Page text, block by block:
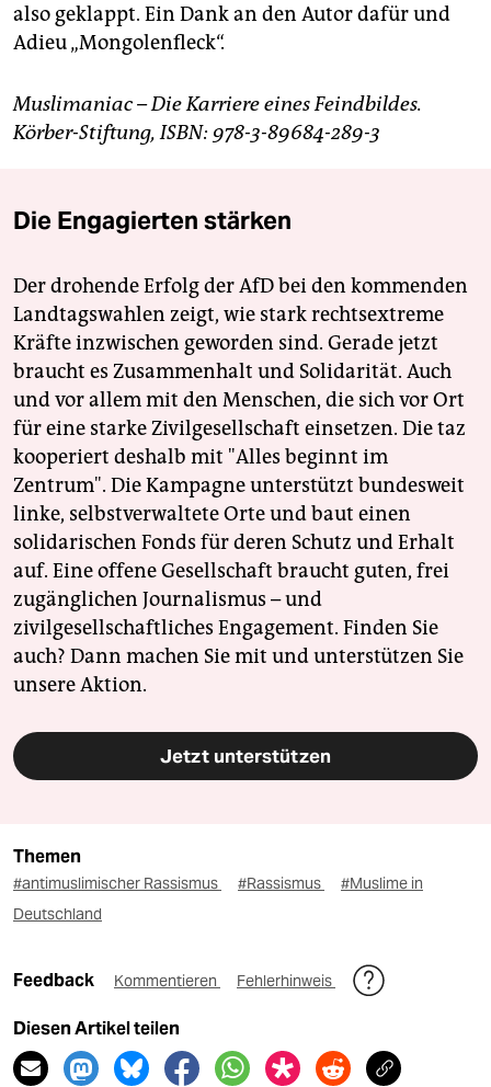
also geklappt. Ein Dank an den Autor dafür und
Adieu „Mongolenfleck“.
Muslimaniac – Die Karriere eines Feindbildes.
Körber-Stiftung, ISBN: 978-3-89684-289-3
Die Engagierten stärken
Der drohende Erfolg der AfD bei den kommenden
Landtagswahlen zeigt, wie stark rechtsextreme
Kräfte inzwischen geworden sind. Gerade jetzt
braucht es Zusammenhalt und Solidarität. Auch
und vor allem mit den Menschen, die sich vor Ort
für eine starke Zivilgesellschaft einsetzen. Die taz
kooperiert deshalb mit "Alles beginnt im
Zentrum". Die Kampagne unterstützt bundesweit
linke, selbstverwaltete Orte und baut einen
solidarischen Fonds für deren Schutz und Erhalt
auf. Eine offene Gesellschaft braucht guten, frei
zugänglichen Journalismus – und
zivilgesellschaftliches Engagement. Finden Sie
auch? Dann machen Sie mit und unterstützen Sie
unsere Aktion.
Jetzt unterstützen
Themen
#antimuslimischer Rassismus #Rassismus
#Muslime in
Deutschland
Feedback Kommentieren Fehlerhinweis
Diesen Artikel teilen